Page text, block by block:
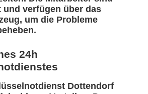
verfügen über das
um die Probleme
24h
Dottendorf